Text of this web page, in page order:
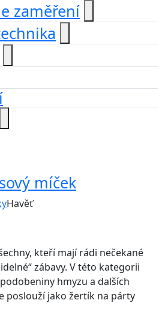
zaměření
míček
Havěť
kteří mají rádi nečekané
zábavy. V této kategorii
hmyzu a dalších
poslouží jako žertík na párty